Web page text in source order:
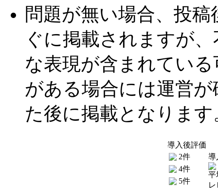
問題が無い場合、投稿
ぐに掲載されますが
な表現が含まれている
がある場合には運営が
た後に掲載となります
導入後評価
2件
4件
5件
導
平